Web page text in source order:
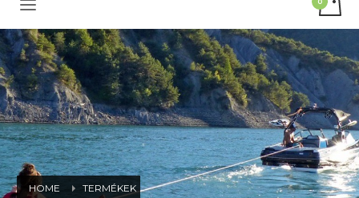
HOME TERMÉKEK